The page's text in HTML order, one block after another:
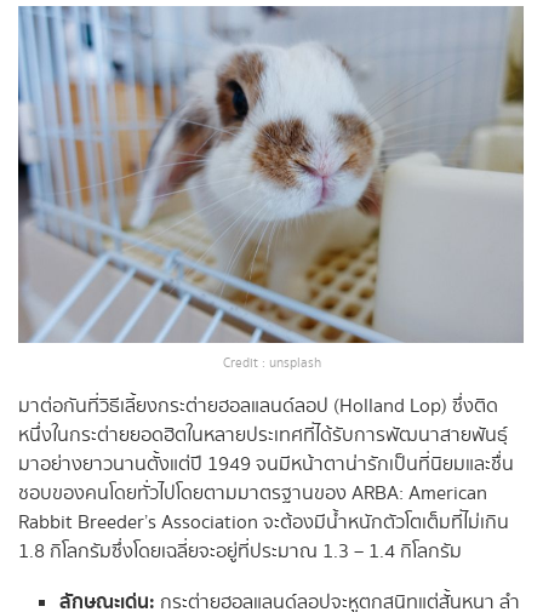
Credit : unsplash
มาต่อกันที่วิธีเลี้ยงกระต่ายฮอลแลนด์ลอป (Holland Lop) ซึ่งติด
หนึ่งในกระต่ายยอดฮิตในหลายประเทศที่ได้รับการพัฒนาสายพันธุ์
มาอย่างยาวนานตั้งแต่ปี 1949 จนมีหน้าตาน่ารักเป็นที่นิยมและชื่น
ชอบของคนโดยทั่วไปโดยตามมาตรฐานของ ARBA: American
Rabbit Breeder’s Association จะต้องมีน้ำหนักตัวโตเต็มที่ไม่เกิน
1.8 กิโลกรัมซึ่งโดยเฉลี่ยจะอยู่ที่ประมาณ 1.3 – 1.4 กิโลกรัม
ลักษณะเด่น: กระต่ายฮอลแลนด์ลอปจะหูตกสนิทแต่สั้นหนา ลำ